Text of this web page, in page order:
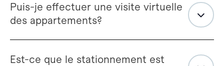
Puis-je effectuer une visite virtuelle
des appartements?
Est-ce que le stationnement est